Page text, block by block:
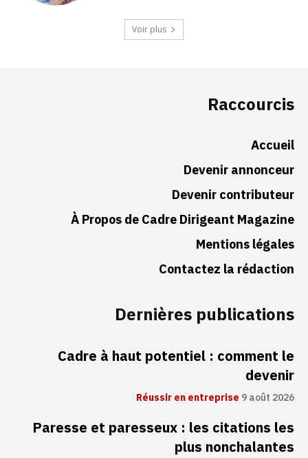
Voir plus
Raccourcis
Accueil
Devenir annonceur
Devenir contributeur
À Propos de Cadre Dirigeant Magazine
Mentions légales
Contactez la rédaction
Dernières publications
Cadre à haut potentiel : comment le
devenir
Réussir en entreprise 9 août 2026
Paresse et paresseux : les citations les
plus nonchalantes